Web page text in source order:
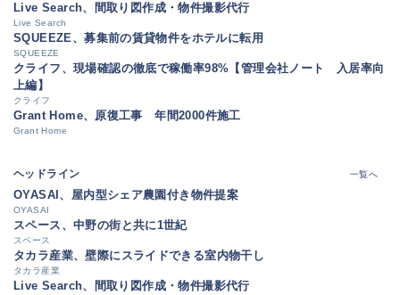
Live Search、間取り図作成・物件撮影代行
Live Search
SQUEEZE、募集前の賃貸物件をホテルに転用
SQUEEZE
クライフ、現場確認の徹底で稼働率98%【管理会社ノート 入居率向
上編】
クライフ
Grant Home、原復工事 年間2000件施工
Grant Home
ヘッドライン 一覧へ
OYASAI、屋内型シェア農園付き物件提案
OYASAI
スペース、中野の街と共に1世紀
スペース
タカラ産業、壁際にスライドできる室内物干し
タカラ産業
Live Search、間取り図作成・物件撮影代行